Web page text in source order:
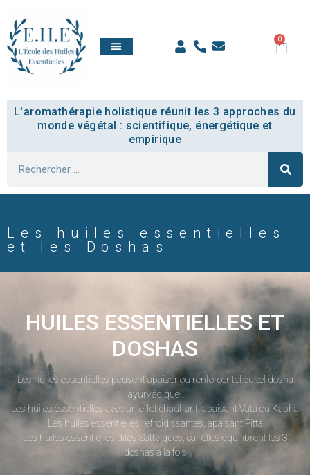
0
L'aromathérapie holistique réunit les 3 approches du
monde végétal : scientifique, énergétique et
empirique
Les huiles essentielles
et les Doshas
HUILES ESSENTIELLES ET
DOSHAS
Les huiles essentielles peuvent apaiser ou renforcer tel ou tel dosha
ayurvédique.
Les huiles essentielles avec un effet chauffant, apaisant Vata ou Kapha
Les huiles essentielles refroidissantes, apaisant Pitta
Les huiles essentielles dites Sattviques, car elles équilibrent les 3
doshas à la fois